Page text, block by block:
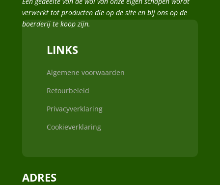
verwerkt tot producten die op de site en bij ons op de
boerderij te koop zijn.
LINKS
Algemene voorwaarden
Retourbeleid
Privacyverklaring
Cookieverklaring
ADRES